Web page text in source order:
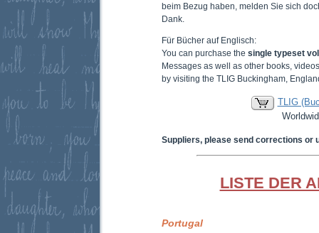
beim Bezug haben, melden Sie sich
Dank.
Für Bücher auf Englisch:
You can purchase the single typeset
Messages as well as other books,
by visiting the TLIG Buckingham,
TLIG
Suppliers, please send corrections or
LISTE DER
Portugal